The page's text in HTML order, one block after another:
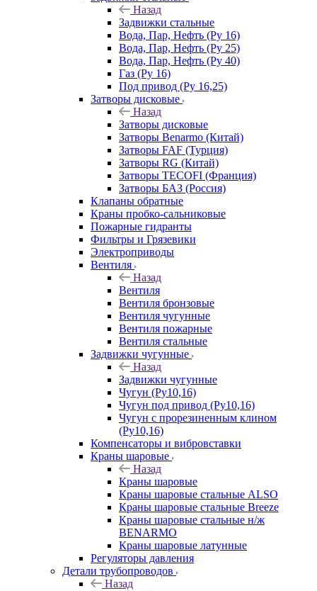
Назад
Задвижки стальные
Вода, Пар, Нефть (Ру 16)
Вода, Пар, Нефть (Ру 25)
Вода, Пар, Нефть (Ру 40)
Газ (Ру 16)
Под привод (Ру 16,25)
Затворы дисковые
Назад
Затворы дисковые
Затворы Benarmo (Китай)
Затворы FAF (Турция)
Затворы RG (Китай)
Затворы TECOFI (Франция)
Затворы БАЗ (Россия)
Клапаны обратные
Краны пробко-сальниковые
Пожарные гидранты
Фильтры и Грязевики
Электроприводы
Вентиля
Назад
Вентиля
Вентиля бронзовые
Вентиля чугунные
Вентиля пожарные
Вентиля стальные
Задвижки чугунные
Назад
Задвижки чугунные
Чугун (Ру10,16)
Чугун под привод (Ру10,16)
Чугун с прорезиненным клином
(Ру10,16)
Компенсаторы и вибровставки
Краны шаровые
Назад
Краны шаровые
Краны шаровые стальные ALSO
Краны шаровые стальные Breeze
Краны шаровые стальные н/ж
BENARMO
Краны шаровые латунные
Регуляторы давления
Детали трубопроводов
Назад